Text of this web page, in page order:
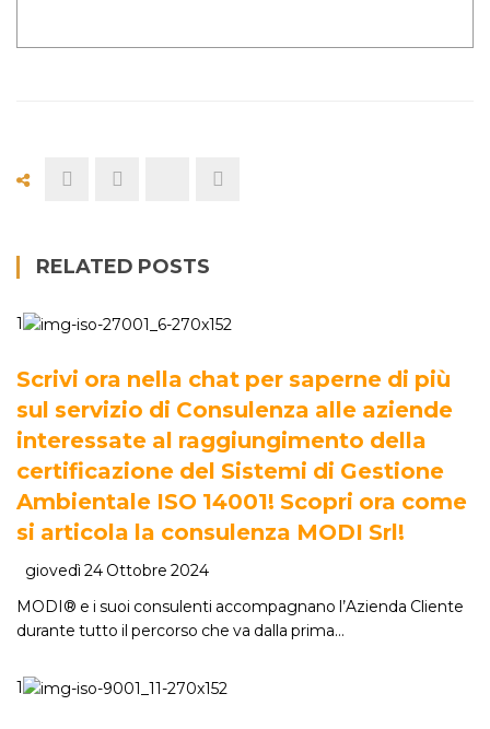
RELATED POSTS
1
Scrivi ora nella chat per saperne di più
sul servizio di Consulenza alle aziende
interessate al raggiungimento della
certificazione del Sistemi di Gestione
Ambientale ISO 14001! Scopri ora come
si articola la consulenza MODI Srl!
giovedì 24 Ottobre 2024
MODI® e i suoi consulenti accompagnano l’Azienda Cliente
durante tutto il percorso che va dalla prima…
1